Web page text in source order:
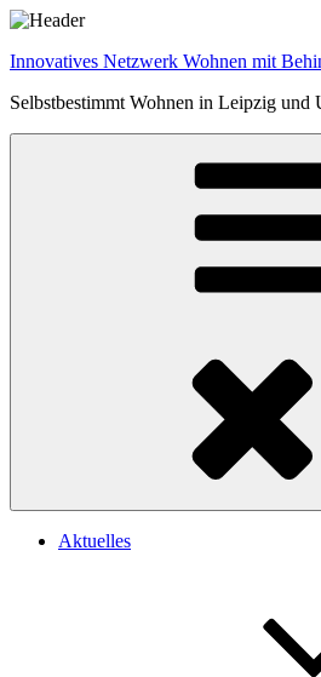
Zum
springen
Innovatives Netzwerk Wohnen mit
Selbstbestimmt Wohnen in Leipzig und
Aktuelles